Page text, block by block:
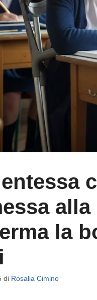
la
di Rosalia Cimino